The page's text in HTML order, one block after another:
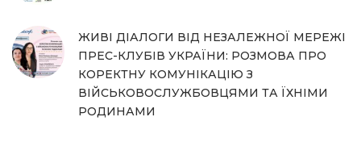
ЖИВІ ДІАЛОГИ ВІД НЕЗАЛЕЖНОЇ МЕРЕЖІ
ПРЕС-КЛУБІВ УКРАЇНИ: РОЗМОВА ПРО
КОРЕКТНУ КОМУНІКАЦІЮ З
ВІЙСЬКОВОСЛУЖБОВЦЯМИ ТА ЇХНІМИ
РОДИНАМИ